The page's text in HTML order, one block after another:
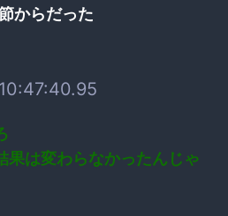
からだった
果は変わらなかったんじゃ